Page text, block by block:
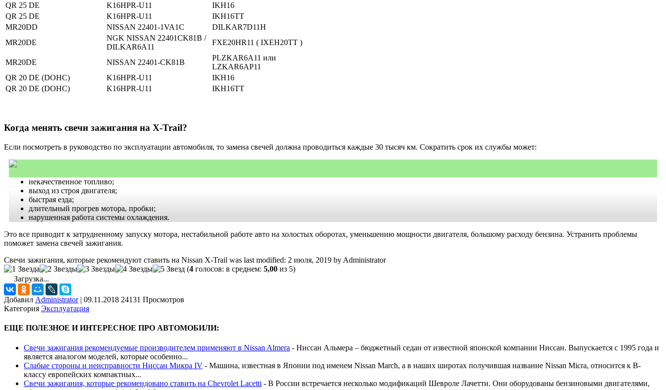
QR 25 DE
K16HPR-U11
IKH16
QR 25 DE
K16HPR-U11
IKH16TT
MR20DD
NISSAN 22401-1VA1C
DILKAR7D11H
MR20DE
NGK NISSAN 22401CK81B /
DILKAR6A11
FXE20HR11 ( IXEH20TT )
MR20DE NISSAN 22401-CK81B
PLZKAR6A11 или
LZKAR6AP11
QR 20 DE (DOHC)
K16HPR-U11
IKH16
QR 20 DE (DOHC)
K16HPR-U11 IKH16TT
Когда менять свечи зажигания на X-Trail?
Если посмотреть в руководство по эксплуатации автомобиля, то замена свечей должна проводиться каждые 30 тысяч км. Сократить срок их службы может:
некачественное топливо;
выход из строя двигателя;
быстрая езда;
длительный прогрев мотора, пробки;
нарушенная работа системы охлаждения.
Это все приводит к затрудненному запуску мотора, нестабильной работе авто на холостых оборотах, уменьшению мощности двигателя, большому расходу бензина. Устранить проблемы
поможет замена свечей зажигания.
Свечи зажигания, которые рекомендуют ставить на Nissan X-Trail was last modified: 2 июля, 2019 by Administrator
(4 голосов: в среднем: 5,00 из 5)
Загрузка...
Добавил Administrator | 09.11.2018 24131 Просмотров
Категория Эксплуатация
ЕЩЕ ПОЛЕЗНОЕ И ИНТЕРЕСНОЕ ПРО АВТОМОБИЛИ:
Свечи зажигания рекомендуемые производителем применяют в Nissan Almera - Ниссан Альмера – бюджетный седан от известной японской компании Ниссан. Выпускается с 1995 года и
является аналогом моделей, которые особенно...
Слабые стороны и неисправности Ниссан Микра IV - Машина, известная в Японии под именем Nissan March, а в наших широтах получившая название Nissan Micra, относится к В-
классу европейских компактных...
Свечи зажигания, которые рекомендовано ставить на Chevrolet Lacetti - В России встречается несколько модификаций Шевроле Лачетти. Они оборудованы бензиновыми двигателями,